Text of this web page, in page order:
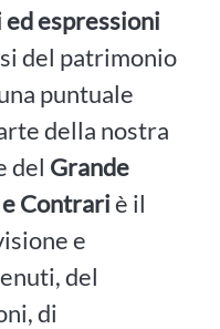
espressioni
del patrimonio
puntuale
della nostra
del Grande
Contrariè il
e
del
di